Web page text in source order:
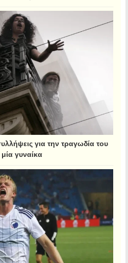
για την τραγωδία του
γυναίκα